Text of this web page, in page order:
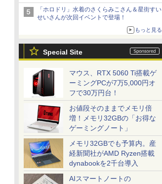
20時から配信
シリーズ累計100タイトルへ
「ホロドリ」水着のさくらみこさん＆星街すい
せいさんが次回イベントで登場！
もっと見る
Special Site
マウス、RTX 5060 Ti搭載ゲ
ーミングPCが7万5,000円オ
フで30万円台！
お値段そのままでメモリ倍
増！メモリ32GBの「お得な
ゲーミングノート」
メモリ32GBでも予算内。産
経新聞社がAMD Ryzen搭載
dynabookを2千台導入
AIスマートノートの